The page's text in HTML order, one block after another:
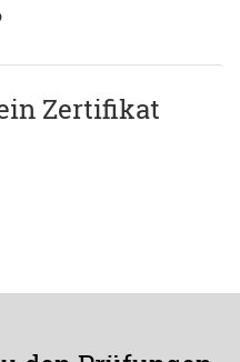
Zertifikat